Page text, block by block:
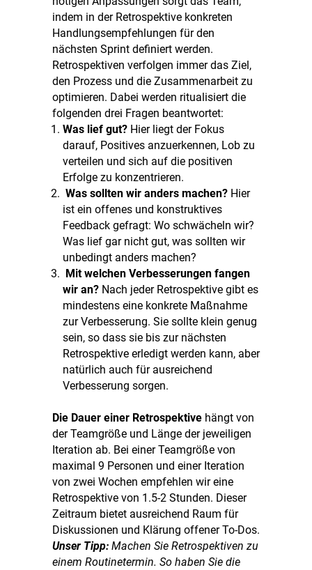
indem in der Retrospektive konkreten
Handlungsempfehlungen für den
nächsten Sprint definiert werden.
Retrospektiven verfolgen immer das Ziel,
den Prozess und die Zusammenarbeit zu
optimieren. Dabei werden ritualisiert die
folgenden drei Fragen beantwortet:
Was lief gut? Hier liegt der Fokus
darauf, Positives anzuerkennen, Lob zu
verteilen und sich auf die positiven
Erfolge zu konzentrieren.
Was sollten wir anders machen? Hier
ist ein offenes und konstruktives
Feedback gefragt: Wo schwächeln wir?
Was lief gar nicht gut, was sollten wir
unbedingt anders machen?
Mit welchen Verbesserungen fangen
wir an? Nach jeder Retrospektive gibt es
mindestens eine konkrete Maßnahme
zur Verbesserung. Sie sollte klein genug
sein, so dass sie bis zur nächsten
Retrospektive erledigt werden kann, aber
natürlich auch für ausreichend
Verbesserung sorgen.
Die Dauer einer Retrospektive hängt von
der Teamgröße und Länge der jeweiligen
Iteration ab. Bei einer Teamgröße von
maximal 9 Personen und einer Iteration
von zwei Wochen empfehlen wir eine
Retrospektive von 1.5-2 Stunden. Dieser
Zeitraum bietet ausreichend Raum für
Diskussionen und Klärung offener To-Dos.
Unser Tipp: Machen Sie Retrospektiven zu
einem Routinetermin. So haben Sie die